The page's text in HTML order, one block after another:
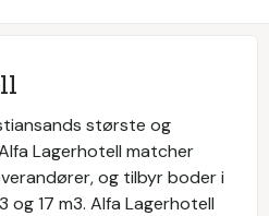
største og
Lagerhotell matcher
og tilbyr boder i
og 17 m3. Alfa Lagerhotell